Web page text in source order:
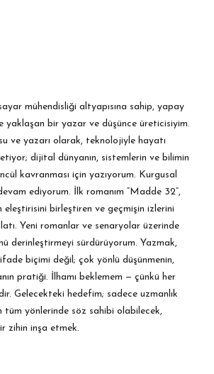
mühendisliği altyapısına sahip, yapay
yaklaşan bir yazar ve düşünce üreticisiyim.
ve yazarı olarak, teknolojiyle hayatı
dijital dünyanın, sistemlerin ve bilimin
kavranması için yazıyorum. Kurgusal
ediyorum. İlk romanım “Madde 32”,
birleştiren ve geçmişin izlerini
Yeni romanlar ve senaryolar üzerinde
derinleştirmeyi sürdürüyorum. Yazmak,
biçimi değil; çok yönlü düşünmenin,
pratiği. İlhamı beklemem — çünkü her
Gelecekteki hedefim; sadece uzmanlık
tüm yönlerinde söz sahibi olabilecek,
zihin inşa etmek.